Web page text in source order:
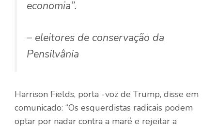
economia”.
– eleitores de conservação da
Pensilvânia
Harrison Fields, porta -voz de Trump, disse em
comunicado: “Os esquerdistas radicais podem
optar por nadar contra a maré e rejeitar a